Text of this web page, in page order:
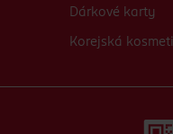
Dárkové karty
Korejská